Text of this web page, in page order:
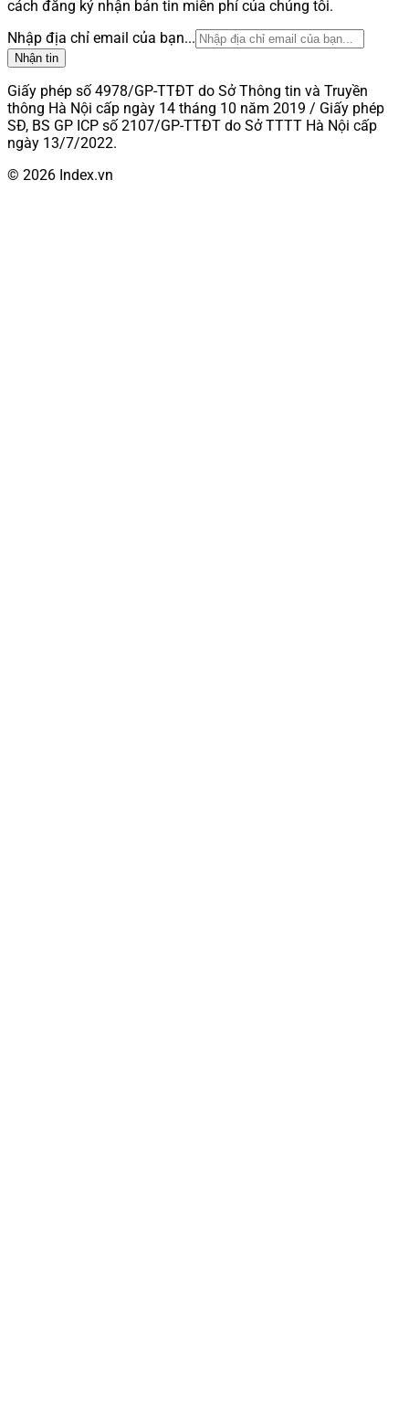
cách đăng ký nhận bản tin miễn phí của chúng tôi.
Nhập địa chỉ email của bạn...
Nhận tin
Giấy phép số 4978/GP-TTĐT do Sở Thông tin và Truyền
thông Hà Nội cấp ngày 14 tháng 10 năm 2019 / Giấy phép
SĐ, BS GP ICP số 2107/GP-TTĐT do Sở TTTT Hà Nội cấp
ngày 13/7/2022.
© 2026 Index.vn